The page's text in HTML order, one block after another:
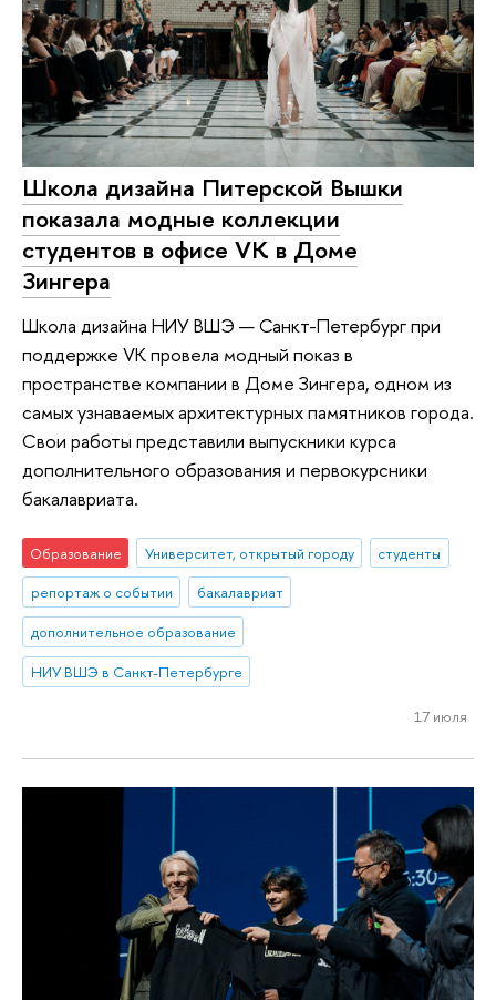
Школа дизайна Питерской Вышки
показала модные коллекции
студентов в офисе VK в Доме
Зингера
Школа дизайна НИУ ВШЭ — Санкт-Петербург при
поддержке VK провела модный показ в
пространстве компании в Доме Зингера, одном из
самых узнаваемых архитектурных памятников города.
Свои работы представили выпускники курса
дополнительного образования и первокурсники
бакалавриата.
Образование Университет, открытый городу
студенты
репортаж о событии
бакалавриат
дополнительное образование
НИУ ВШЭ в Санкт-Петербурге
17 июля